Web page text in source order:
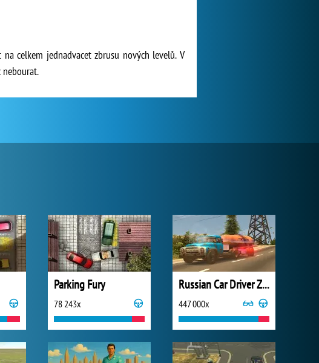
celkem jednadvacet zbrusu nových levelů. V
nebourat.
Parking Fury
78 243x
Russian Car Driver ZIL 130
447 000x